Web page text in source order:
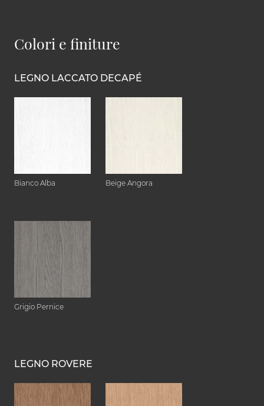
Colori e finiture
LEGNO LACCATO DECAPÉ
Bianco Alba Beige Angora
Grigio Pernice
LEGNO ROVERE